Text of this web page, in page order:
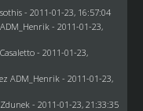
sothis- 2011-01-23, 16:57:04
ADM_Henrik - 2011-01-23,
Casaletto- 2011-01-23,
ADM_Henrik - 2011-01-23,
Zdunek - 2011-01-23, 21:33:35